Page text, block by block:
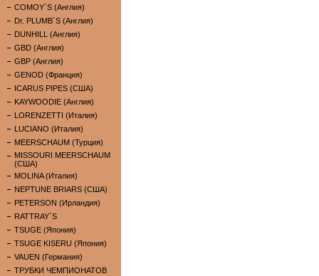
COMOY`S (Англия)
Dr. PLUMB`S (Англия)
DUNHILL (Англия)
GBD (Англия)
GBP (Англия)
GENOD (Франция)
ICARUS PIPES (США)
KAYWOODIE (Англия)
LORENZETTI (Италия)
LUCIANO (Италия)
MEERSCHAUM (Турция)
MISSOURI MEERSCHAUM
(США)
MOLINA (Италия)
NEPTUNE BRIARS (США)
PETERSON (Ирландия)
RATTRAY`S
TSUGE (Япония)
TSUGE KISERU (Япония)
VAUEN (Германия)
ТРУБКИ ЧЕМПИОНАТОВ